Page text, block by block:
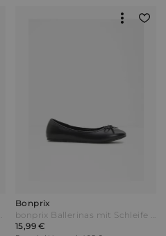
Bonprix
15,99 €